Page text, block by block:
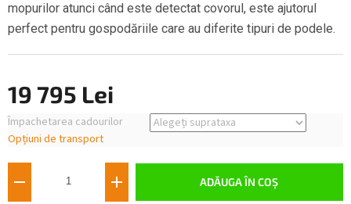
19 795 Lei
Evaluare
preţ:
Împachetarea cadourilor
Opțiuni de transport
ADĂUGA ÎN COŞ
mopurilor atunci când este detectat covorul, este ajutorul
perfect pentru gospodăriile care au diferite tipuri de podele.